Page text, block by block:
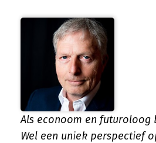
Als econoom en futuroloog
Wel een uniek perspectief